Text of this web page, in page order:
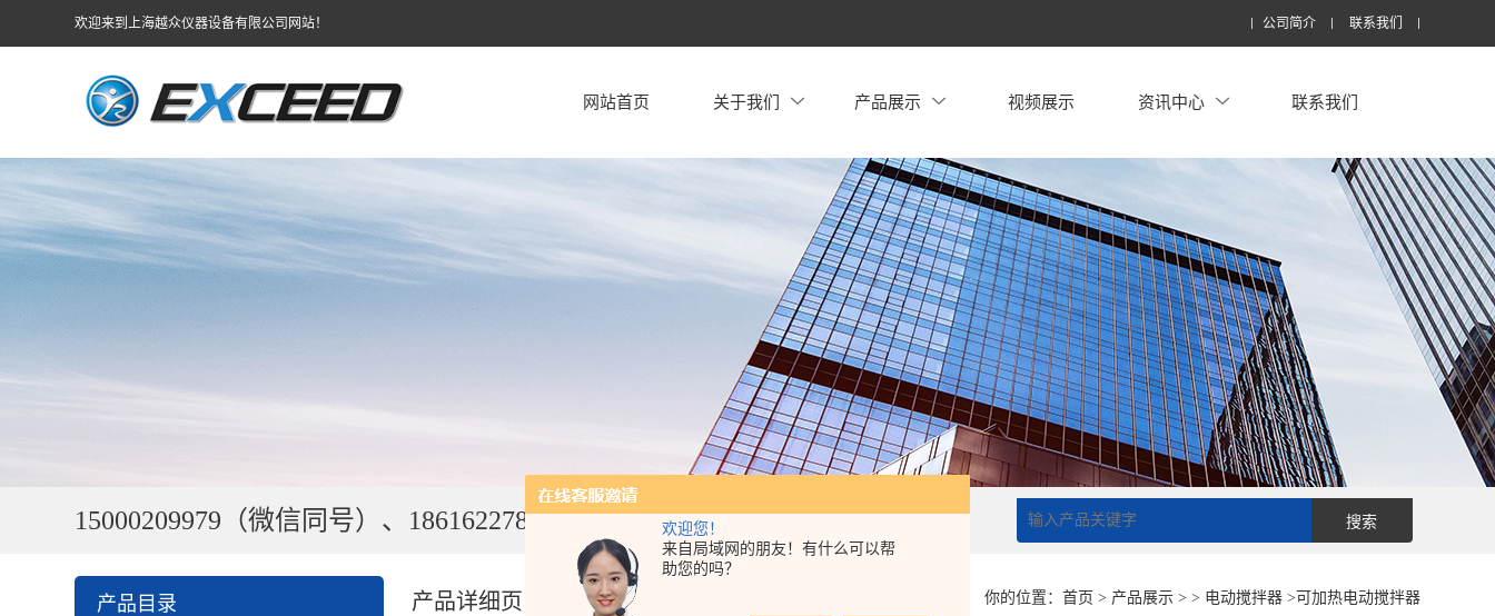
欢迎您！
来自局域网的朋友！有什么可以帮
助您的吗？
欢迎来到上海越众仪器设备有限公司网站！ 公司简介 联系我们
网站首页 关于我们 产品展示 视频展示 资讯中心 联系我们
15000209979（微信同号）、18616227849
产品目录 你的位置： 首页 > 产品展示> > 电动搅拌器>可加热电动搅拌器
产品详细页